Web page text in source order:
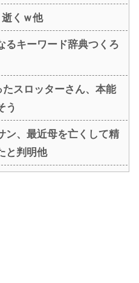
逝くｗ他
るキーワード辞典つくろ
スロッターさん、本能
う
ン、最近母を亡くして精
と判明他